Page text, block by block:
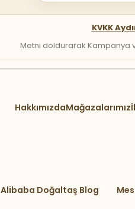
KVKK
Metni doldurarak Kampanya
HakkımızdaMağazalarımız
Alibaba Doğaltaş Blog